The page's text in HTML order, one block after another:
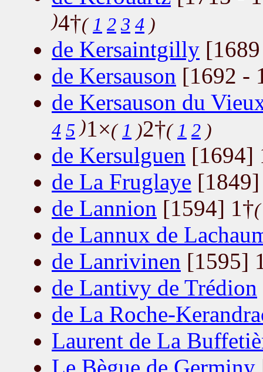
)4†( 1 2 3 4 )
de Kersaintgilly
de Kersauson [1692 -
de Kersauson du
4 5 )1×( 1 )2†( 1 2 )
de Kersulguen [1694]
de La Fruglaye
de Lannion [1594] 1†
de Lannux de
de Lanrivinen [1595]
de Lantivy de Trédion
de La Roche-
Laurent de La